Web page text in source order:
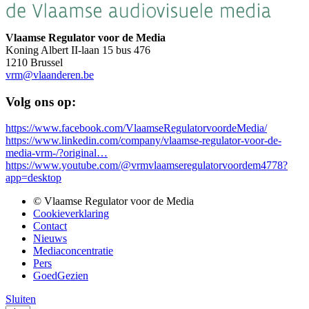
Vlaamse Regulator voor de Media
Koning Albert II-laan 15 bus 476
1210 Brussel
vrm@vlaanderen.be
Volg ons op:
https://www.facebook.com/VlaamseRegulatorvoordeMedia/
https://www.linkedin.com/company/vlaamse-regulator-voor-de-
media-vrm-/?original…
https://www.youtube.com/@vrmvlaamseregulatorvoordem4778?
app=desktop
Bottom
menu
© Vlaamse Regulator voor de Media
Cookieverklaring
Contact
Nieuws
Mediaconcentratie
Pers
GoedGezien
Sluiten